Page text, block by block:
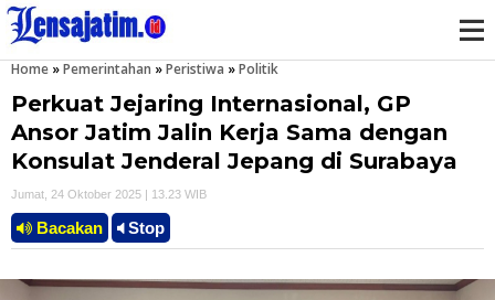
Home »Pemerintahan »Peristiwa »Politik
Perkuat Jejaring Internasional, GP
Ansor Jatim Jalin Kerja Sama dengan
Konsulat Jenderal Jepang di Surabaya
Jumat, 24 Oktober 2025 | 13.23 WIB
Bacakan Stop